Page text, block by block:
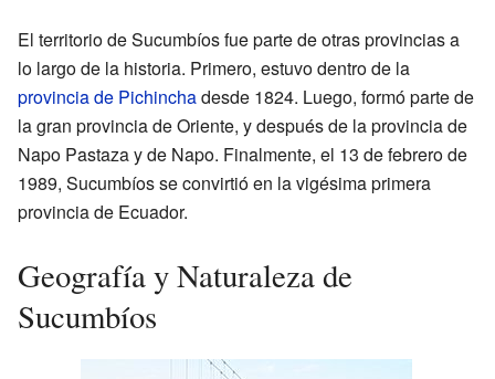
El territorio de Sucumbíos fue parte de otras provincias a
lo largo de la historia. Primero, estuvo dentro de la
provincia de Pichinchadesde 1824. Luego, formó parte de
la gran provincia de Oriente, y después de la provincia de
Napo Pastaza y de Napo. Finalmente, el 13 de febrero de
1989, Sucumbíos se convirtió en la vigésima primera
provincia de Ecuador.
Geografía y Naturaleza de
Sucumbíos